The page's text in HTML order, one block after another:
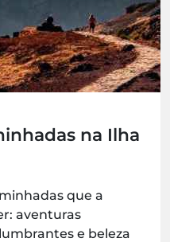
na Ilha
que a
aventuras
e beleza